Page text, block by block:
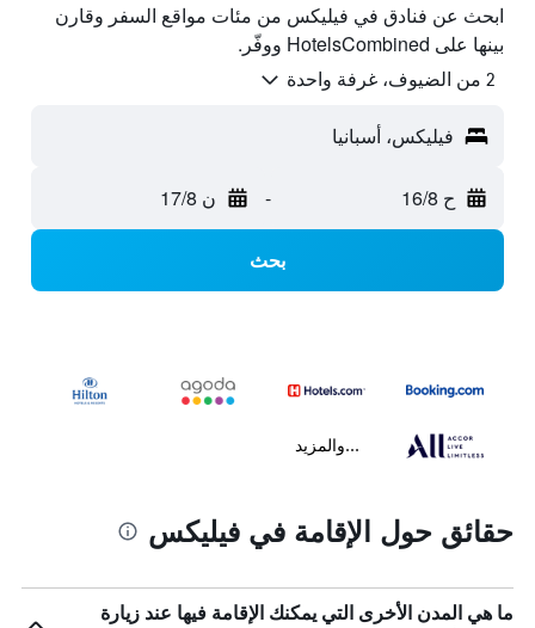
ابحث عن فنادق في فيليكس من مئات مواقع السفر وقارن
بينها على HotelsCombined ووفّر.
2 من الضيوف، غرفة واحدة
فيليكس، أسبانيا
ح 16/8 - ن 17/8
بحث
...والمزيد
حقائق حول الإقامة في فيليكس
ما هي المدن الأخرى التي يمكنك الإقامة فيها عند زيارة